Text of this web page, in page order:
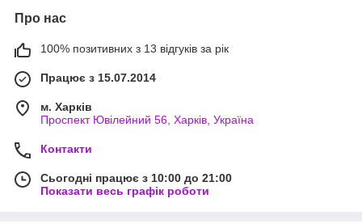
Про нас
100% позитивних з 13 відгуків за рік
Працює з 15.07.2014
м. Харків
Проспект Ювілейний 56, Харків, Україна
Контакти
Сьогодні працює з 10:00 до 21:00
Показати весь графік роботи